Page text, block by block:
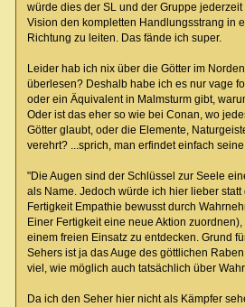
würde dies der SL und der Gruppe
Vision den kompletten Handlungsstrang in
Richtung zu leiten. Das fände ich super.
Leider hab ich nix über die Götter im
überlesen? Deshalb habe ich es nur vage
oder ein Äquivalent in Malmsturm gibt,
Oder ist das eher so wie bei Conan, wo
Götter glaubt, oder die Elemente,
verehrt? ...sprich, man erfindet einfach
"Die Augen sind der Schlüssel zur Seele
als Name. Jedoch würde ich hier lieber statt
Fertigkeit Empathie bewusst durch
Einer Fertigkeit eine neue Aktion
einem freien Einsatz zu entdecken. Grund
Sehers ist ja das Auge des göttlichen
viel, wie möglich auch tatsächlich über
Da ich den Seher hier nicht als Kämpfer